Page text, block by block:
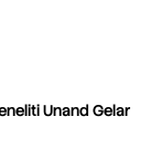
Unand Gelar